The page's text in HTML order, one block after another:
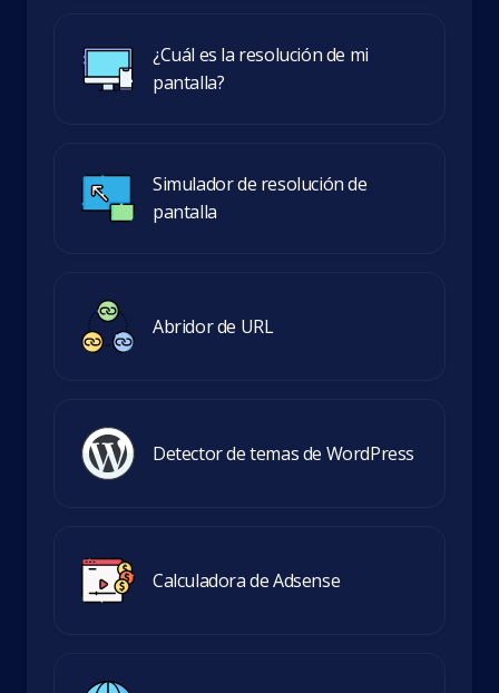
¿Cuál es la resolución de mi
pantalla?
Simulador de resolución de
pantalla
Abridor de URL
Detector de temas de WordPress
Calculadora de Adsense